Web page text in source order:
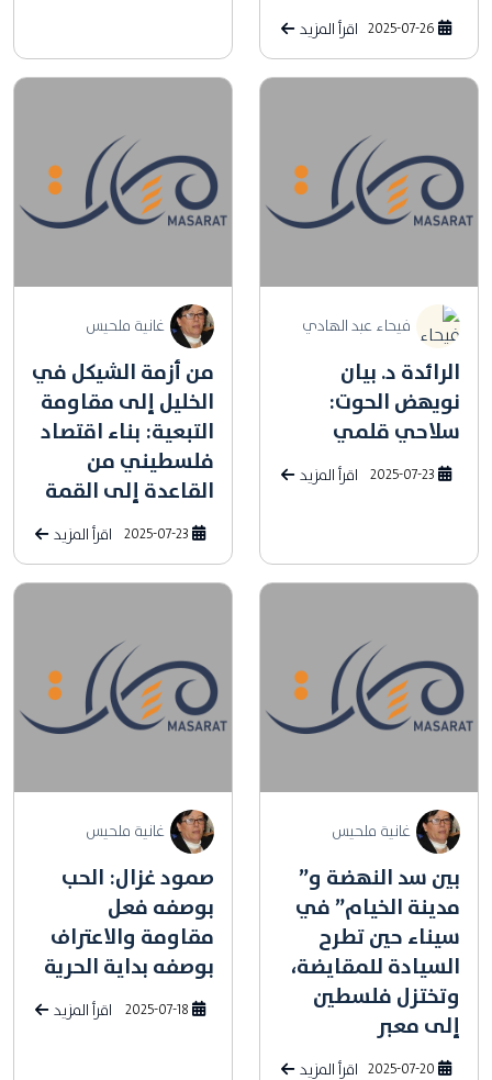
اقرأ المزيد
فيحاء عبد الهادي
الرائدة د. بيان
نويهض الحوت:
سلاحي قلمي
اقرأ المزيد
غانية ملحيس
من أزمة الشيكل في
الخليل إلى مقاومة
التبعية: بناء اقتصاد
فلسطيني من
القاعدة إلى القمة
اقرأ المزيد
غانية ملحيس
بين سد النهضة و”
مدينة الخيام” في
سيناء حين تطرح
السيادة للمقايضة،
وتختزل فلسطين
إلى معبر
اقرأ المزيد
غانية ملحيس
صمود غزال: الحب
بوصفه فعل
مقاومة والاعتراف
بوصفه بداية الحرية
اقرأ المزيد